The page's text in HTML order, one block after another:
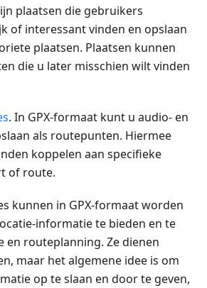
plaatsen die gebruikers
of interessant vinden en opslaan
plaatsen. Plaatsen kunnen
die u later misschien wilt vinden
. In GPX-formaat kunt u audio- en
als routepunten. Hiermee
koppelen aan specifieke
of route.
kunnen in GPX-formaat worden
informatie te bieden en te
en routeplanning. Ze dienen
maar het algemene idee is om
op te slaan en door te geven,